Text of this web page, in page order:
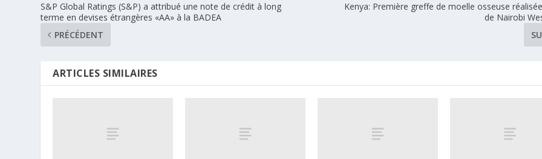
S&P Global Ratings (S&P) a attribué une note de crédit à long
terme en devises étrangères «AA» à la BADEA
PRÉCÉDENT
Kenya: Première greffe de moelle osseuse
de Nairobi
ARTICLES SIMILAIRES